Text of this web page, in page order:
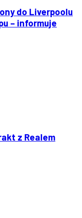
do Liverpoolu
– informuje
z Realem